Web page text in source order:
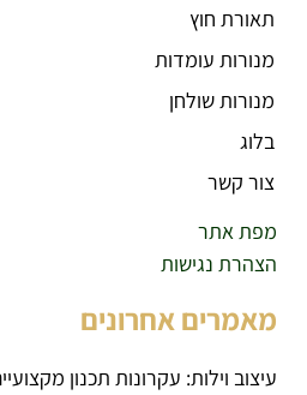
תאורת חוץ
מנורות עומדות
מנורות שולחן
בלוג
צור קשר
מפת אתר
הצהרת נגישות
מאמרים אחרונים
עיצוב וילות: עקרונות תכנון